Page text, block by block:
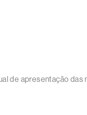
de apresentação das